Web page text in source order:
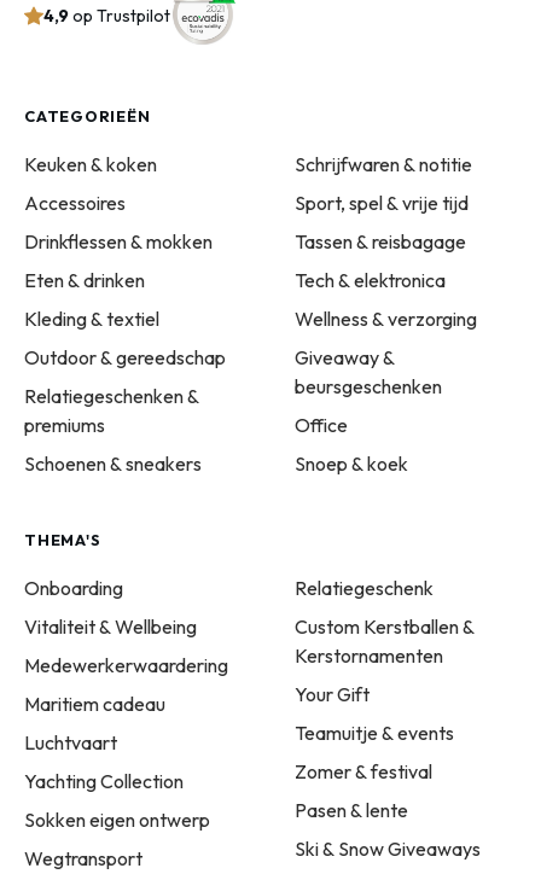
4,9op Trustpilot
CATEGORIEËN
Keuken & koken
Accessoires
Drinkflessen & mokken
Eten & drinken
Kleding & textiel
Outdoor & gereedschap
Relatiegeschenken &
premiums
Schoenen & sneakers
Schrijfwaren & notitie
Sport, spel & vrije tijd
Tassen & reisbagage
Tech & elektronica
Wellness & verzorging
Giveaway &
beursgeschenken
Office
Snoep & koek
THEMA'S
Onboarding
Vitaliteit & Wellbeing
Medewerkerwaardering
Maritiem cadeau
Luchtvaart
Yachting Collection
Sokken eigen ontwerp
Wegtransport
Relatiegeschenk
Custom Kerstballen &
Kerstornamenten
Your Gift
Teamuitje & events
Zomer & festival
Pasen & lente
Ski & Snow Giveaways